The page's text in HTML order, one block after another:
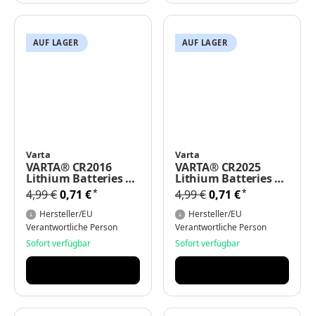
AUF LAGER
Varta
VARTA® CR2016
Lithium Batteries 3V
1er Blister
4,99 €0,71 €*
Hersteller/EU
Verantwortliche Person
Sofort verfügbar
AUF LAGER
Varta
VARTA® CR2025
Lithium Batteries 3V
1er Blister
4,99 €0,71 €*
Hersteller/EU
Verantwortliche Person
Sofort verfügbar